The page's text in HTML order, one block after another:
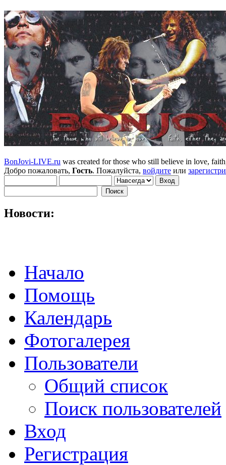
BonJovi-LIVE.ru was created for those who still believe in love,
Добро пожаловать, Гость. Пожалуйста, войдите или
Новости:
Начало
Помощь
Календарь
Фотогалерея
Пользователи
Общий список
Поиск пользователей
Вход
Регистрация